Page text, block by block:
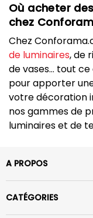
Où acheter
chez
Chez
de luminaires, de
de vases… tout
pour apporter
votre décoration
nos gammes de
luminaires et de
A PROPOS
CATÉGORIES